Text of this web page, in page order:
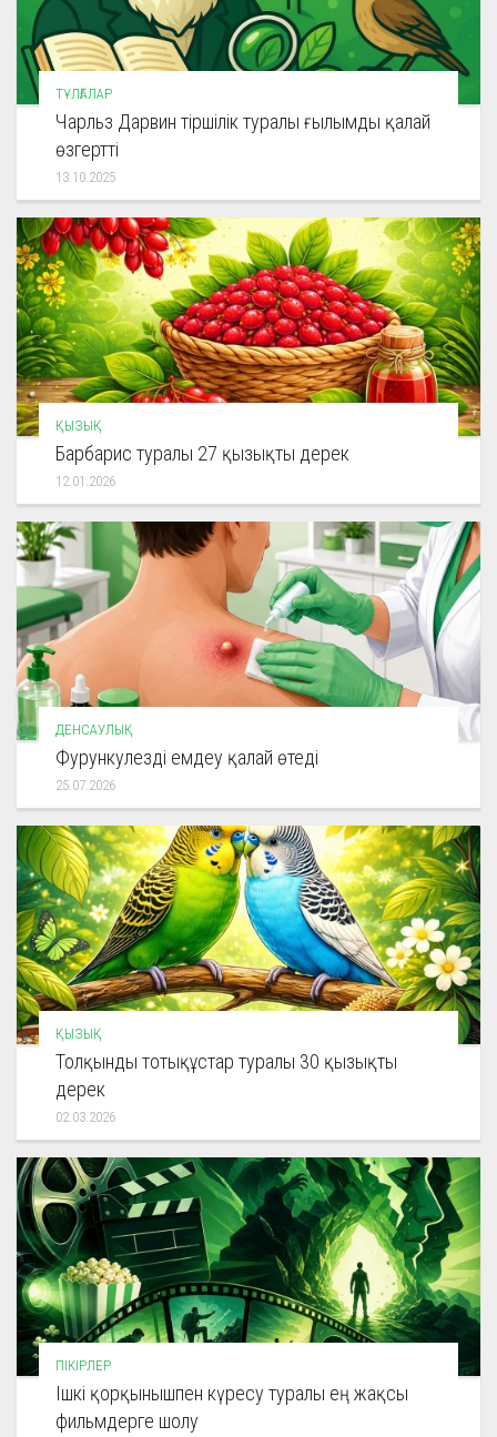
ТҰЛҒАЛАР
Чарльз Дарвин тіршілік туралы ғылымды қалай
өзгертті
13.10.2025
ҚЫЗЫҚ
Барбарис туралы 27 қызықты дерек
12.01.2026
ДЕНСАУЛЫҚ
Фурункулезді емдеу қалай өтеді
25.07.2026
ҚЫЗЫҚ
Толқынды тотықұстар туралы 30 қызықты
дерек
02.03.2026
ПІКІРЛЕР
Ішкі қорқынышпен күресу туралы ең жақсы
фильмдерге шолу